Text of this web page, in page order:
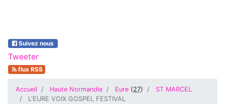
Suivez nous
Tweeter
flux RSS
Accueil Haute Normandie Eure (27)
ST MARCEL
L'EURE VOIX GOSPEL FESTIVAL